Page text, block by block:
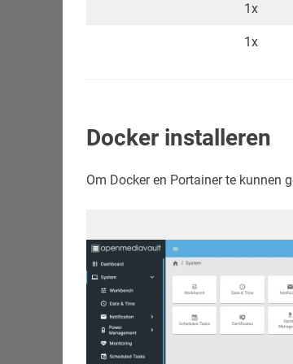
1x
1x
Docker installeren
Om Docker en Portainer te kunnen